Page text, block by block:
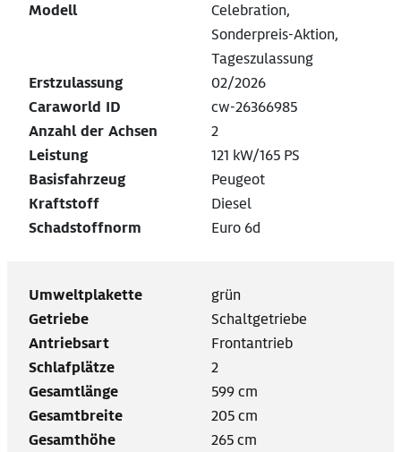
Modell
Celebration,
Sonderpreis-Aktion,
Tageszulassung
Erstzulassung
02/2026
Caraworld ID
cw-26366985
Anzahl der Achsen
2
Leistung
121 kW/165 PS
Basisfahrzeug
Peugeot
Kraftstoff
Diesel
Schadstoffnorm
Euro 6d
Umweltplakette
grün
Getriebe
Schaltgetriebe
Antriebsart
Frontantrieb
Schlafplätze
2
Gesamtlänge
599 cm
Gesamtbreite
205 cm
Gesamthöhe
265 cm